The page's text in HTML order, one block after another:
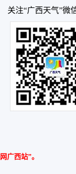
关注“广西天气”微
广西站”。